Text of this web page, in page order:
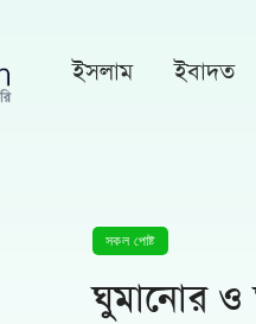
ইসলাম ইবাদত
সকল পোষ্ট
ঘুমানোর ও